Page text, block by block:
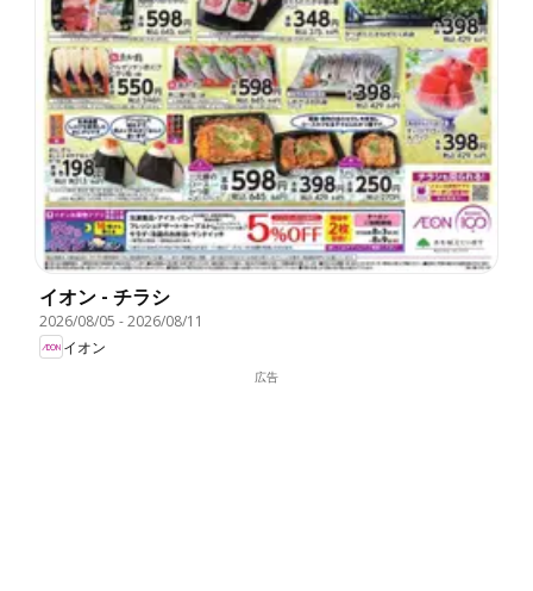
イオン - チラシ
2026/08/05 -2026/08/11
イオン
広告